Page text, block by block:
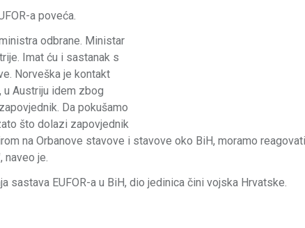
a poveća.
odbrane. Ministar
Imat ću i sastanak s
Norveška je kontakt
u Austriju idem zbog
Da pokušamo
što dolazi zapovjednik
na Orbanove stavove i stavove oko BiH, moramo
naveo je.
sastava EUFOR-a u BiH, dio jedinica čini vojska Hrvatske.